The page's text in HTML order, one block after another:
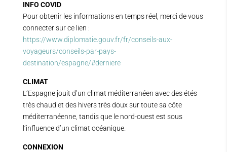
INFO COVID
Pour obtenir les informations en temps réel, merci de vous
connecter sur ce lien :
https://www.diplomatie.gouv.fr/fr/conseils-aux-
voyageurs/conseils-par-pays-
destination/espagne/#derniere
CLIMAT
L’Espagne jouit d’un climat méditerranéen avec des étés
très chaud et des hivers très doux sur toute sa côte
méditerranéenne, tandis que le nord-ouest est sous
l’influence d’un climat océanique.
CONNEXION